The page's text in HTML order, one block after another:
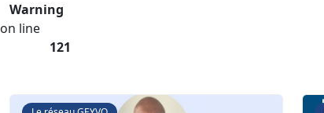
Warning
on line
121